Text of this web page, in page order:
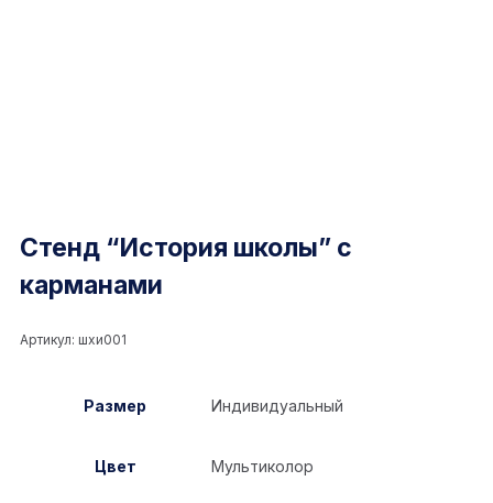
Стенд “История школы” с
карманами
Артикул: шхи001
Размер Индивидуальный
Цвет Мультиколор